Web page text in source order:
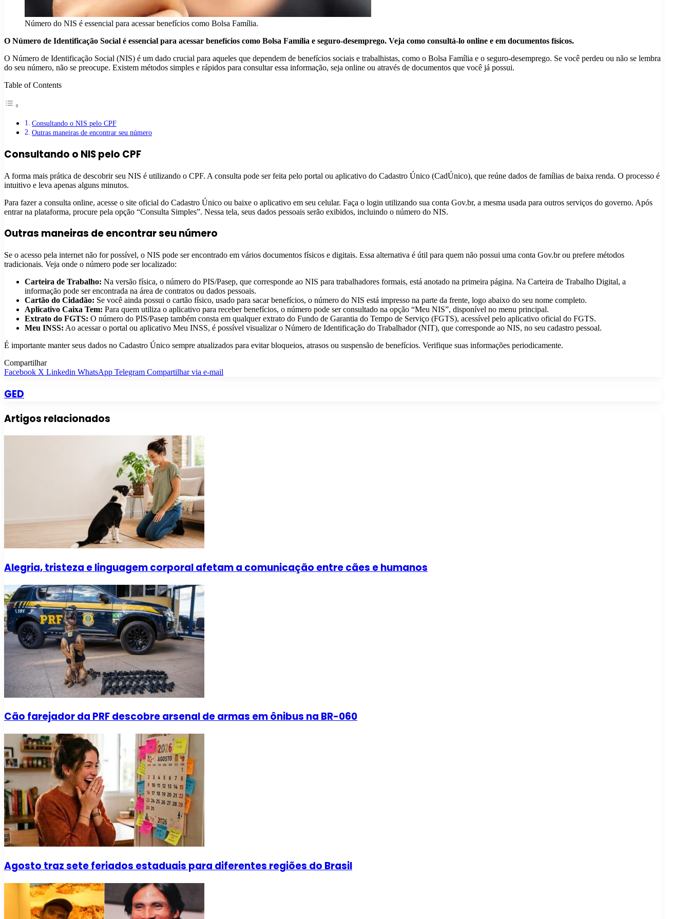
Número do NIS é essencial para acessar benefícios como Bolsa Família.
O Número de Identificação Social é essencial para acessar benefícios como Bolsa Família e seguro-desemprego. Veja como consultá-lo online e em documentos físicos.
O Número de Identificação Social (NIS) é um dado crucial para aqueles que dependem de benefícios sociais e trabalhistas, como o Bolsa Família e o seguro-desemprego. Se você perdeu ou não se lembra
do seu número, não se preocupe. Existem métodos simples e rápidos para consultar essa informação, seja online ou através de documentos que você já possui.
Table of Contents
Consultando o NIS pelo CPF
Outras maneiras de encontrar seu número
Consultando o NIS pelo CPF
A forma mais prática de descobrir seu NIS é utilizando o CPF. A consulta pode ser feita pelo portal ou aplicativo do Cadastro Único (CadÚnico), que reúne dados de famílias de baixa renda. O processo é
intuitivo e leva apenas alguns minutos.
Para fazer a consulta online, acesse o site oficial do Cadastro Único ou baixe o aplicativo em seu celular. Faça o login utilizando sua conta Gov.br, a mesma usada para outros serviços do governo. Após
entrar na plataforma, procure pela opção “Consulta Simples”. Nessa tela, seus dados pessoais serão exibidos, incluindo o número do NIS.
Outras maneiras de encontrar seu número
Se o acesso pela internet não for possível, o NIS pode ser encontrado em vários documentos físicos e digitais. Essa alternativa é útil para quem não possui uma conta Gov.br ou prefere métodos
tradicionais. Veja onde o número pode ser localizado:
Carteira de Trabalho: Na versão física, o número do PIS/Pasep, que corresponde ao NIS para trabalhadores formais, está anotado na primeira página. Na Carteira de Trabalho Digital, a
informação pode ser encontrada na área de contratos ou dados pessoais.
Cartão do Cidadão: Se você ainda possui o cartão físico, usado para sacar benefícios, o número do NIS está impresso na parte da frente, logo abaixo do seu nome completo.
Aplicativo Caixa Tem: Para quem utiliza o aplicativo para receber benefícios, o número pode ser consultado na opção “Meu NIS”, disponível no menu principal.
Extrato do FGTS: O número do PIS/Pasep também consta em qualquer extrato do Fundo de Garantia do Tempo de Serviço (FGTS), acessível pelo aplicativo oficial do FGTS.
Meu INSS: Ao acessar o portal ou aplicativo Meu INSS, é possível visualizar o Número de Identificação do Trabalhador (NIT), que corresponde ao NIS, no seu cadastro pessoal.
É importante manter seus dados no Cadastro Único sempre atualizados para evitar bloqueios, atrasos ou suspensão de benefícios. Verifique suas informações periodicamente.
Compartilhar
Facebook X Linkedin WhatsApp Telegram Compartilhar via e-mail
GED
Artigos relacionados
Alegria, tristeza e linguagem corporal afetam a comunicação entre cães e humanos
Cão farejador da PRF descobre arsenal de armas em ônibus na BR-060
Agosto traz sete feriados estaduais para diferentes regiões do Brasil